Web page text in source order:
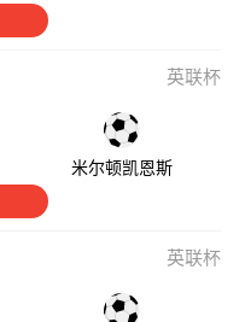
英联杯
米尔顿凯恩斯
英联杯